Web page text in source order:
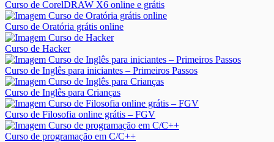
Curso de CorelDRAW X6 online e grátis
Curso de Oratória grátis online
Curso de Hacker
Curso de Inglês para iniciantes – Primeiros Passos
Curso de Inglês para Crianças
Curso de Filosofia online grátis – FGV
Curso de programação em C/C++